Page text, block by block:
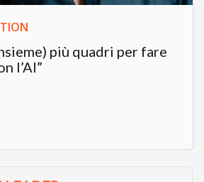
più quadri per fare
l’AI”